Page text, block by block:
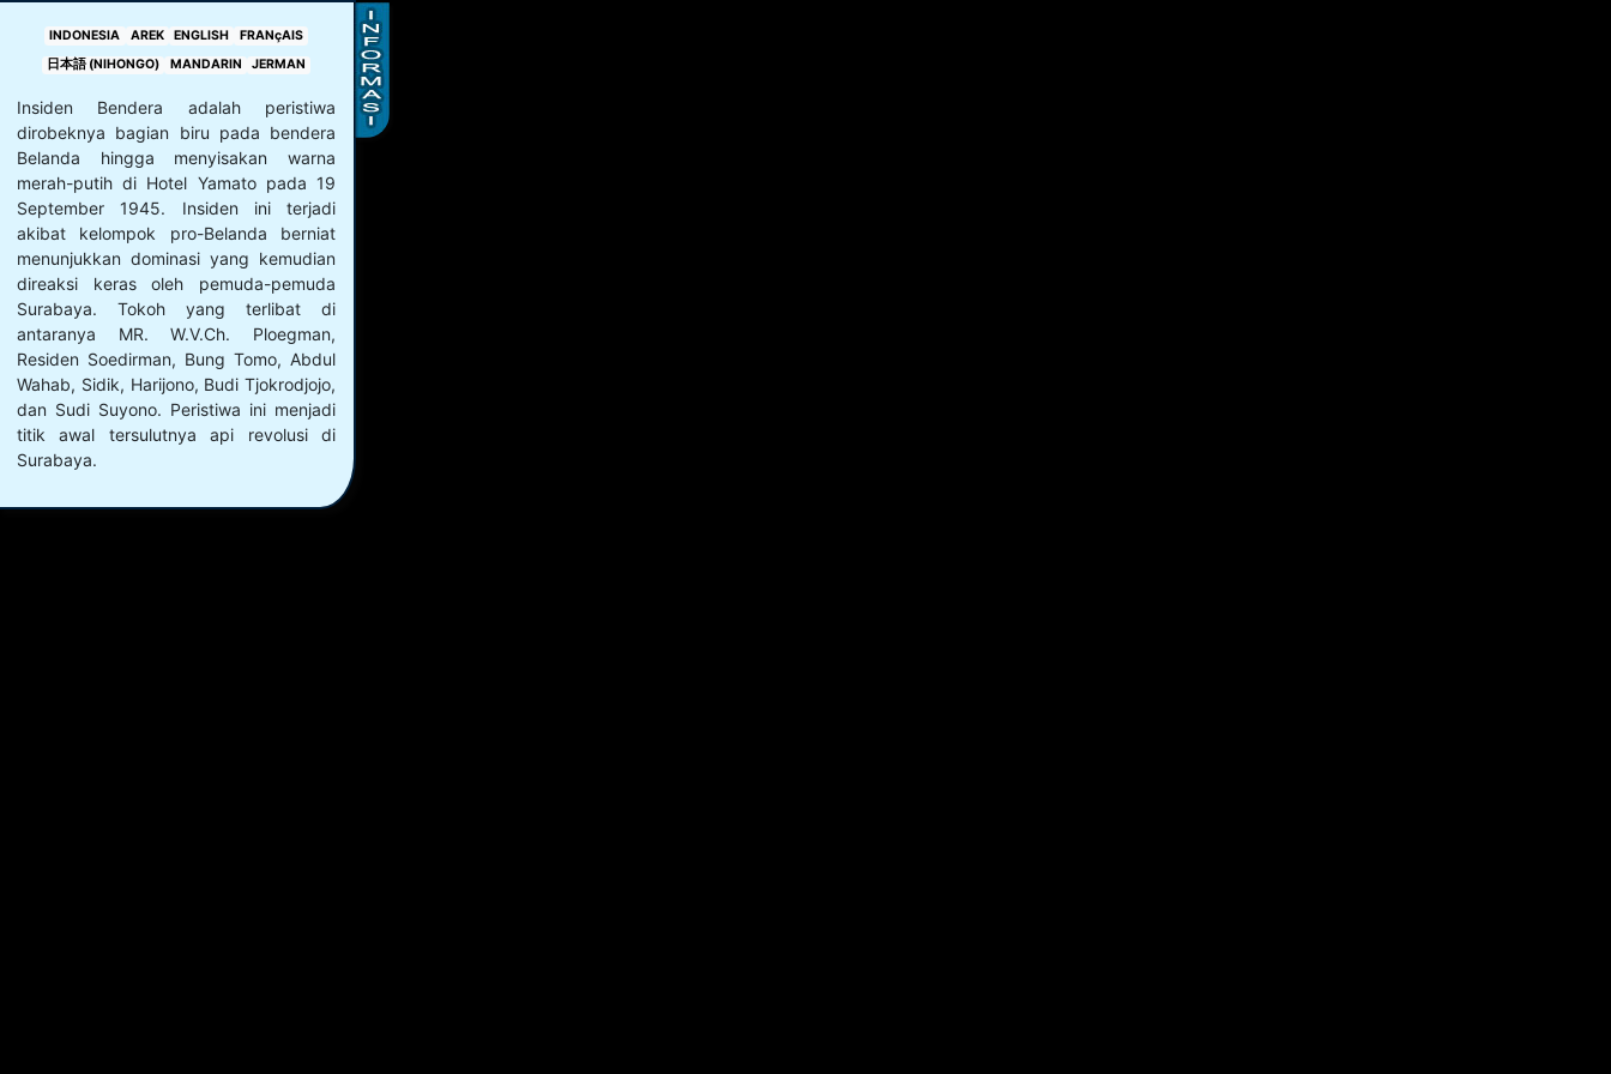
INDONESIA AREK ENGLISH
FRANçAIS
日本語 (NIHONGO)
MANDARIN JERMAN
Insiden Bendera adalah peristiwa
dirobeknya bagian biru pada bendera
Belanda hingga menyisakan warna
merah-putih di Hotel Yamato pada 19
September 1945. Insiden ini terjadi
akibat kelompok pro-Belanda berniat
menunjukkan dominasi yang kemudian
direaksi keras oleh pemuda-pemuda
Surabaya. Tokoh yang terlibat di
antaranya MR. W.V.Ch. Ploegman,
Residen Soedirman, Bung Tomo, Abdul
Wahab, Sidik, Harijono, Budi Tjokrodjojo,
dan Sudi Suyono. Peristiwa ini menjadi
titik awal tersulutnya api revolusi di
Surabaya.